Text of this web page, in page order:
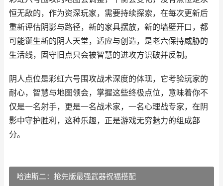
恒无敌的，作为资深玩家，需要持续探索，在每次更新后
重新评估阴影与路径，新的家具摆放，新的墙壁开口，都
可能诞生新的阴人天堂，适应与创造，是老六保持威胁的
生活线，固守旧点只会被智慧的进攻方识破并反制。
阴人点位是彩虹六号围攻战术深度的体现，它考验玩家的
耐心，智慧与地图领会，掌握这些终极点位，意味着你不
仅是一名射手，更是一名战术家，一名心理战专家，在阴
影中守护胜利，这种乐趣，正是游戏无穷魅力的组成部
分。
哈迪斯二：抢先版最强武器祝福搭配